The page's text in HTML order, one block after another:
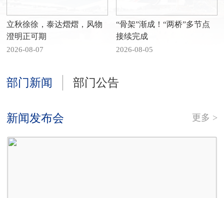
立秋徐徐，泰达熠熠，风物
澄明正可期
2026-08-07
“骨架”渐成！“两桥”多节点
接续完成
2026-08-05
部门新闻 部门公告
新闻发布会 更多 >